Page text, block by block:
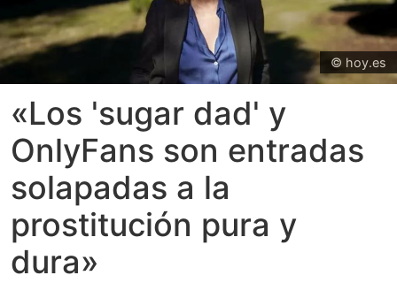
© hoy.es
«Los 'sugar dad' y
OnlyFans son entradas
solapadas a la
prostitución pura y
dura»